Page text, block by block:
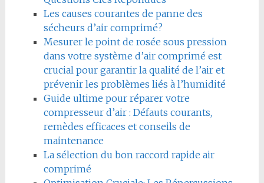
Les causes courantes de panne des
sécheurs d’air comprimé?
Mesurer le point de rosée sous pression
dans votre système d’air comprimé est
crucial pour garantir la qualité de l’air et
prévenir les problèmes liés à l’humidité
Guide ultime pour réparer votre
compresseur d’air : Défauts courants,
remèdes efficaces et conseils de
maintenance
La sélection du bon raccord rapide air
comprimé